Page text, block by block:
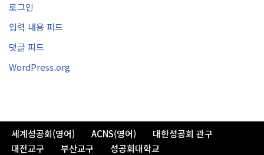
로그인
입력 내용 피드
댓글 피드
WordPress.org
세계성공회(영어) ACNS(영어)
대한성공회 관구
대전교구
부산교구 성공회대학교